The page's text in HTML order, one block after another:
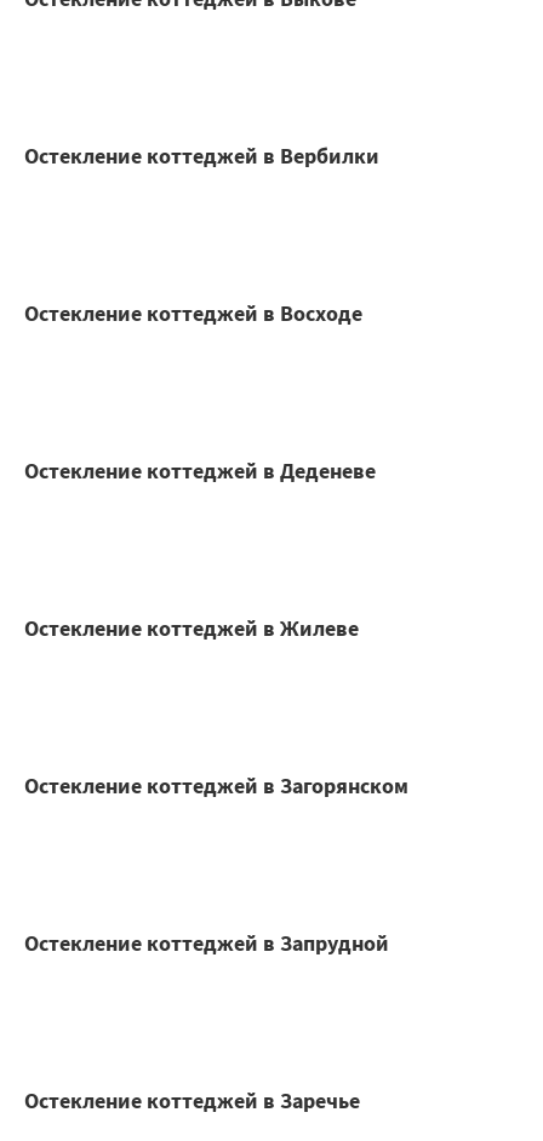
Остекление коттеджей в Вербилки
Остекление коттеджей в Восходе
Остекление коттеджей в Деденеве
Остекление коттеджей в Жилеве
Остекление коттеджей в Загорянском
Остекление коттеджей в Запрудной
Остекление коттеджей в Заречье